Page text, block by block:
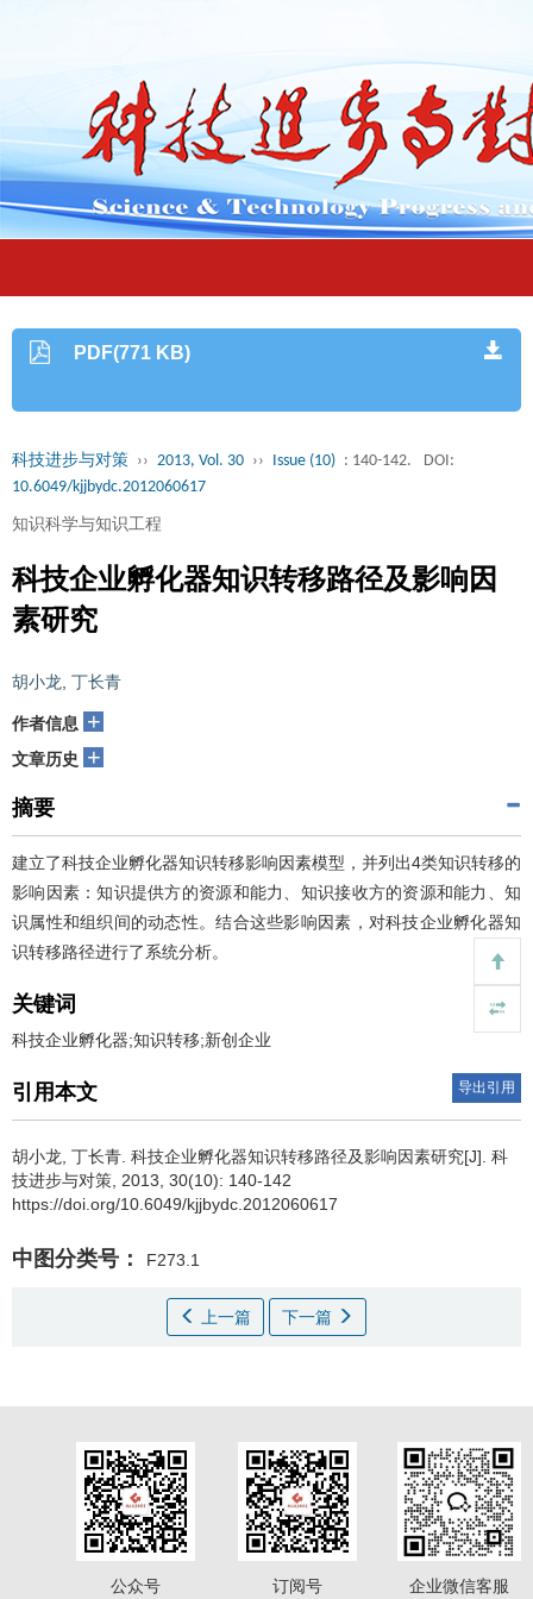
PDF(771 KB)
科技进步与对策 ›› 2013, Vol. 30 ›› Issue (10) : 140-142.
DOI:
10.6049/kjjbydc.2012060617
知识科学与知识工程
科技企业孵化器知识转移路径及影响因
素研究
胡小龙 丁长青
作者信息 +
文章历史 +
摘要
建立了科技企业孵化器知识转移影响因素模型，并列出4类知识转移的
影响因素：知识提供方的资源和能力、知识接收方的资源和能力、知
识属性和组织间的动态性。结合这些影响因素，对科技企业孵化器知
识转移路径进行了系统分析。
关键词
科技企业孵化器;知识转移;新创企业
引用本文 导出引用
胡小龙 丁长青 科技企业孵化器知识转移路径及影响因素研究[J]. 科
技进步与对策, 2013, 30(10): 140-142
https://doi.org/10.6049/kjjbydc.2012060617
中图分类号： F273.1
上一篇 下一篇
公众号 订阅号 企业微信客服